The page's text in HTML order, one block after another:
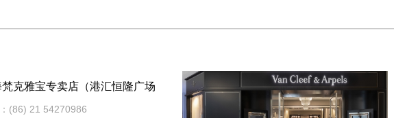
梵克雅宝专卖店（港汇恒隆广场
(86) 21 54270986